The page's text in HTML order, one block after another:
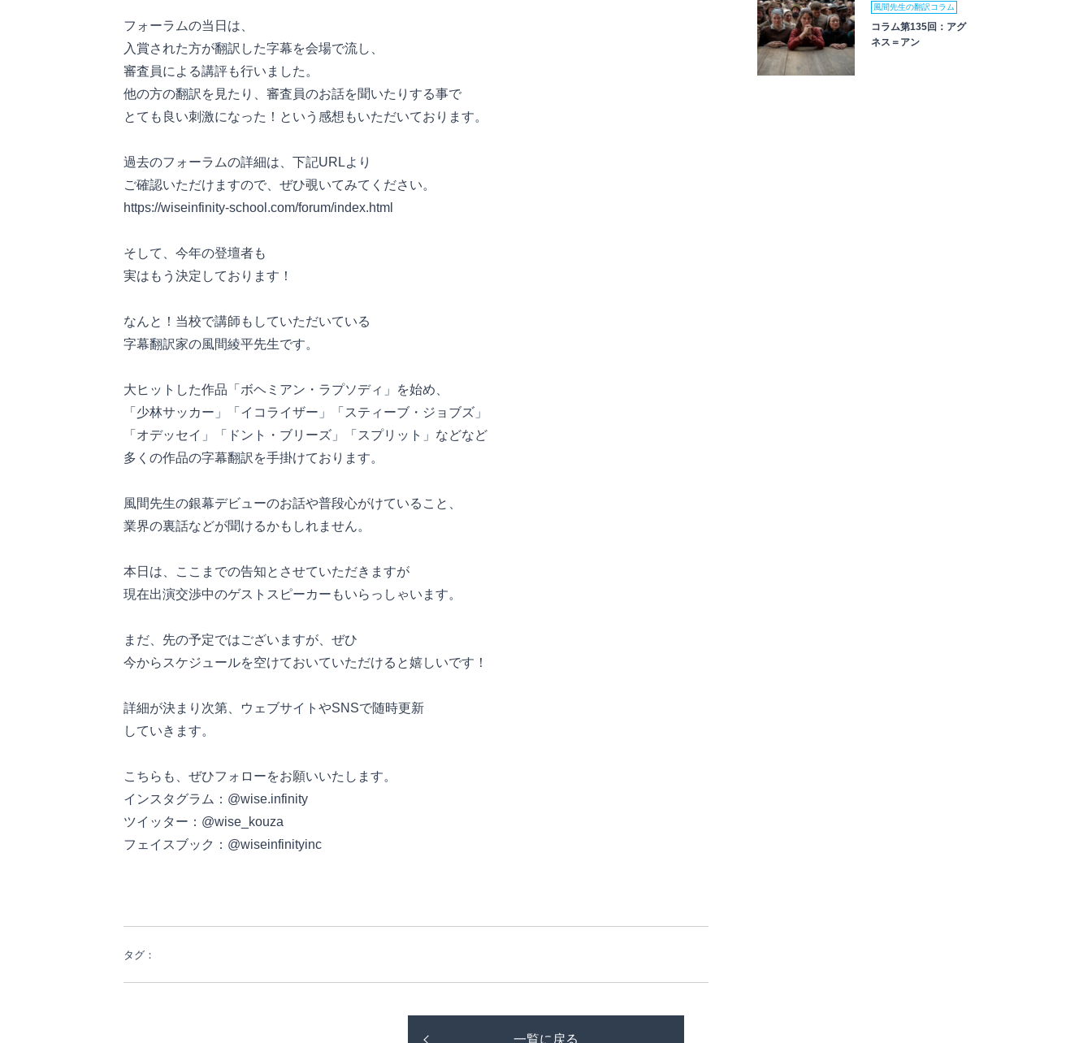
フォーラムの当日は、
入賞された方が翻訳した字幕を会場で流し、
審査員による講評も行いました。
他の方の翻訳を見たり、審査員のお話を聞いたりする事で
とても良い刺激になった！という感想もいただいております。
過去のフォーラムの詳細は、下記URLより
ご確認いただけますので、ぜひ覗いてみてください。
https://wiseinfinity-school.com/forum/index.html
そして、今年の登壇者も
実はもう決定しております！
なんと！当校で講師もしていただいている
字幕翻訳家の風間綾平先生です。
大ヒットした作品「ボヘミアン・ラプソディ」を始め、
「少林サッカー」「イコライザー」「スティーブ・ジョブズ」
「オデッセイ」「ドント・ブリーズ」「スプリット」などなど
多くの作品の字幕翻訳を手掛けております。
風間先生の銀幕デビューのお話や普段心がけていること、
業界の裏話などが聞けるかもしれません。
本日は、ここまでの告知とさせていただきますが
現在出演交渉中のゲストスピーカーもいらっしゃいます。
まだ、先の予定ではございますが、ぜひ
今からスケジュールを空けておいていただけると嬉しいです！
詳細が決まり次第、ウェブサイトやSNSで随時更新
していきます。
こちらも、ぜひフォローをお願いいたします。
インスタグラム：@wise.infinity
ツイッター：@wise_kouza
フェイスブック：@wiseinfinityinc
タグ：
風間先生の翻訳コラム
コラム第135回：アグ
ネス＝アン
一覧に戻る